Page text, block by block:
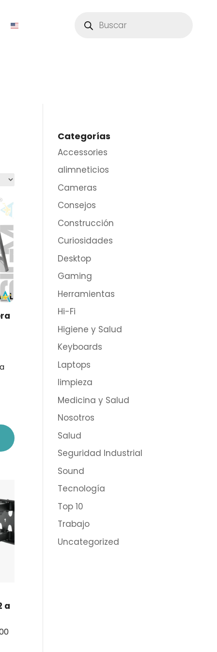
de
productos
a
Categorías
Accessories
alimneticios
Cameras
Consejos
Construcción
Curiosidades
Desktop
Gaming
Herramientas
Hi-Fi
Higiene y Salud
Keyboards
Laptops
limpieza
Medicina y Salud
Nosotros
Salud
Seguridad Industrial
Sound
Tecnología
Top 10
Trabajo
Uncategorized